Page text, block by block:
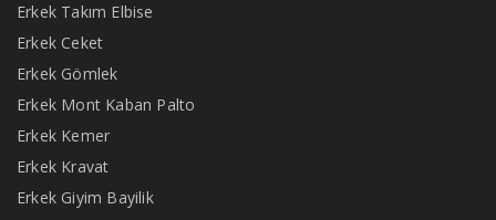
Erkek Takım Elbise
Erkek Ceket
Erkek Gömlek
Erkek Mont Kaban Palto
Erkek Kemer
Erkek Kravat
Erkek Giyim Bayilik